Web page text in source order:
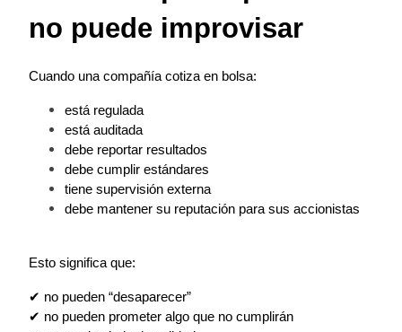
no puede improvisar
Cuando una compañía cotiza en bolsa:
está regulada
está auditada
debe reportar resultados
debe cumplir estándares
tiene supervisión externa
debe mantener su reputación para sus accionistas
Esto significa que:
✔ no pueden “desaparecer”
✔ no pueden prometer algo que no cumplirán